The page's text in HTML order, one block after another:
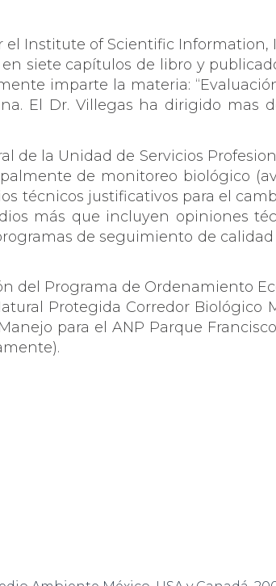
el Institute of Scientific
siete capítulos de libro y
imparte la materia:
El Dr. Villegas ha dirigido mas
de la Unidad de Servicios
de monitoreo biológico
técnicos justificativos para el
más que incluyen opiniones
de seguimiento de
del Programa de Ordenamiento
Protegida Corredor Biológico
para el ANP Parque